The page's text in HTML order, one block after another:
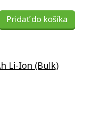
Pridať do košíka
Li-Ion (Bulk)